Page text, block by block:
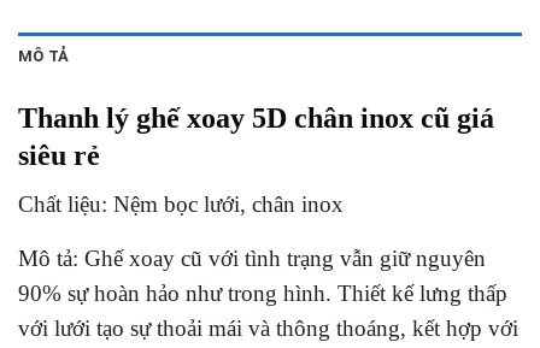
MÔ TẢ
Thanh lý ghế xoay 5D chân inox cũ giá
siêu rẻ
Chất liệu: Nệm bọc lưới, chân inox
Mô tả: Ghế xoay cũ với tình trạng vẫn giữ nguyên
90% sự hoàn hảo như trong hình. Thiết kế lưng thấp
với lưới tạo sự thoải mái và thông thoáng, kết hợp với